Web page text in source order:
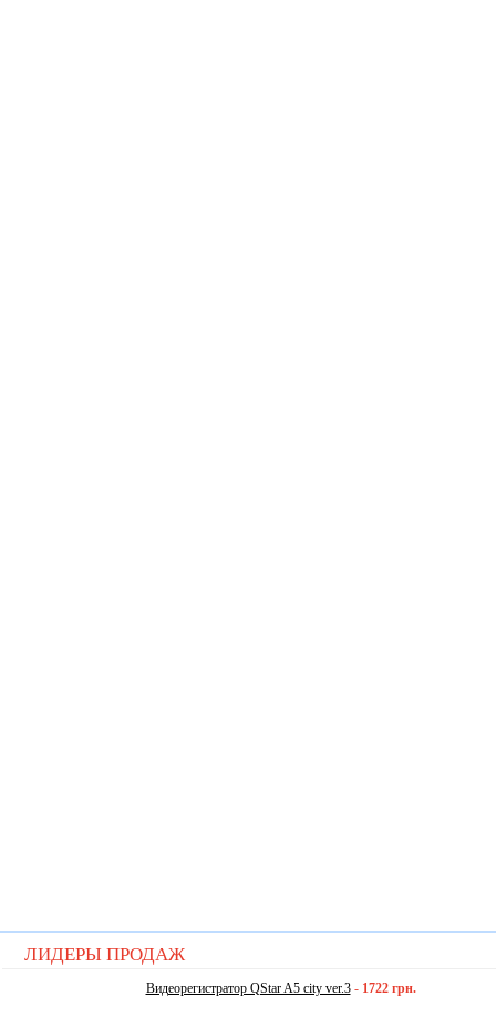
ЛИДЕРЫ ПРОДАЖ
Видеорегистратор QStar A5 city ver.3- 1722 грн.